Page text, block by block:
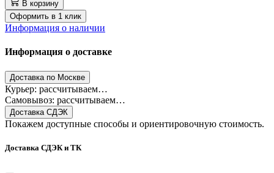
В корзину
Оформить в 1 клик
Информация о наличии
Информация о доставке
Доставка по Москве
Курьер: рассчитываем…
Самовывоз: рассчитываем…
Доставка СДЭК
Покажем доступные способы и ориентировочную стоимость.
Доставка СДЭК и ТК